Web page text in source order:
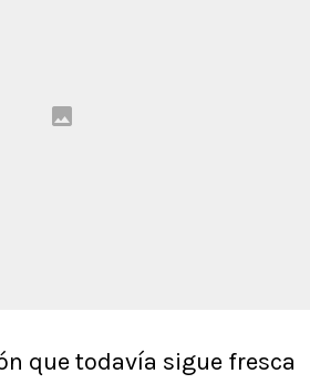
que todavía sigue fresca